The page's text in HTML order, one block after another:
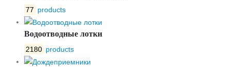
77 products
Водоотводные лотки
2180 products